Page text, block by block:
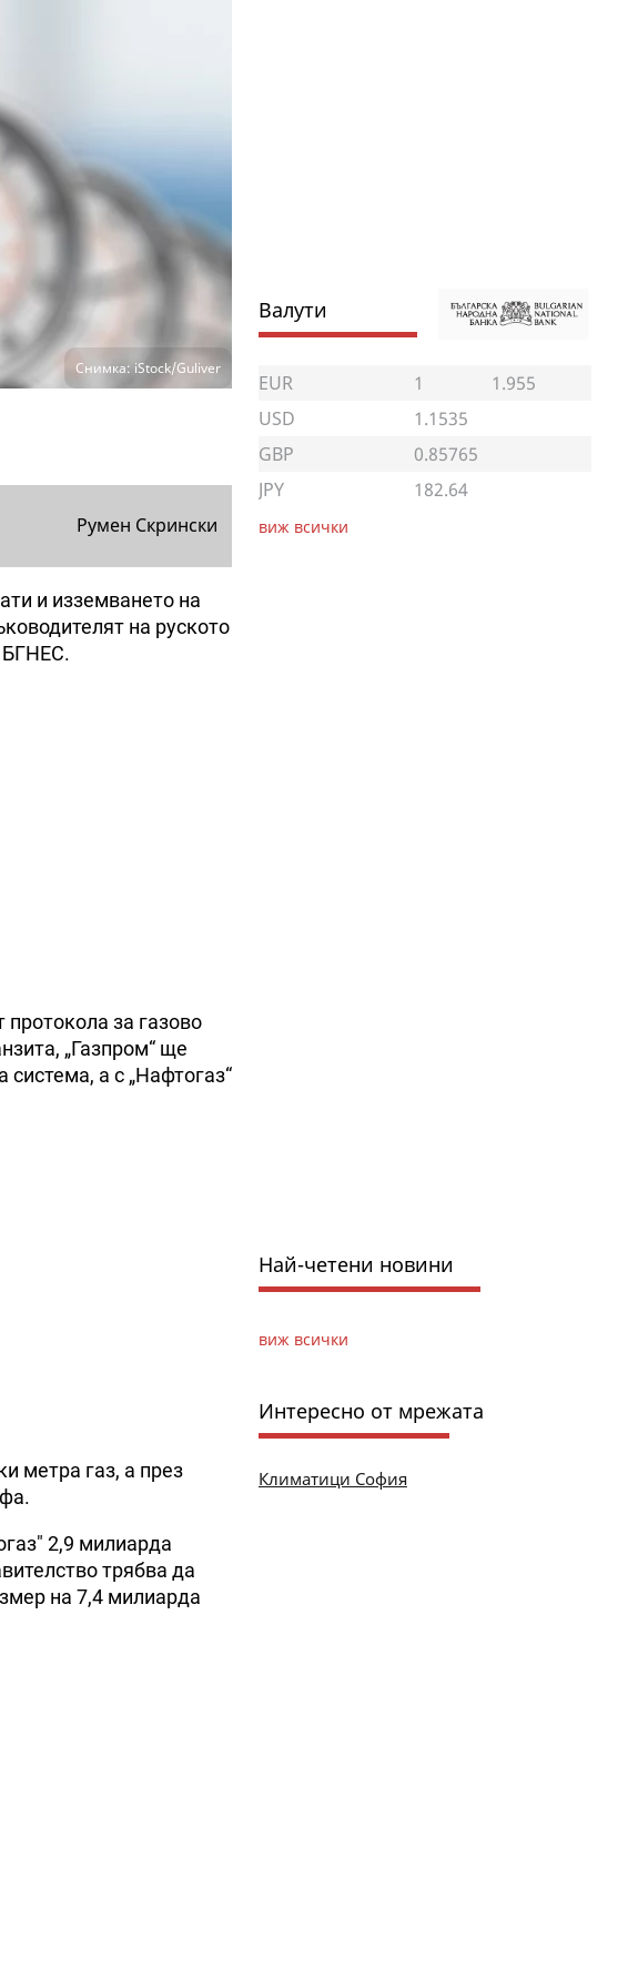
Снимка: iStock/Guliver
Румен Скрински
и изземването на
на руското
БГНЕС.
за газово
„Газпром“ ще
а с „Нафтогаз“
метра газ, а през
2,9 милиарда
трябва да
на 7,4 милиарда
Валути
EUR 1
1.955
USD
1.1535
GBP
0.85765
JPY
182.64
виж всички
Най-четени новини
виж всички
Интересно от мрежата
Климатици София